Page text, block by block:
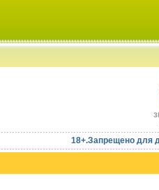
18+.Запрещено для